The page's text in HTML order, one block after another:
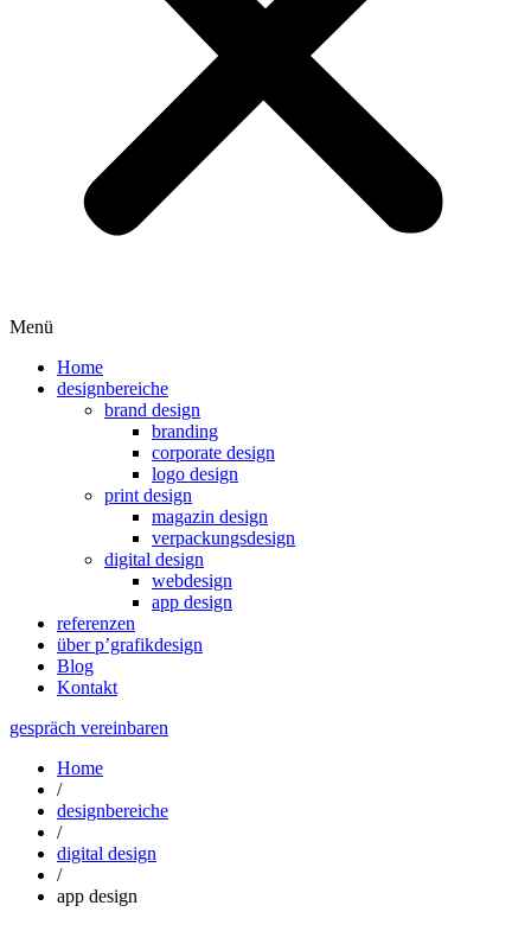
Menü
Home
designbereiche
brand design
branding
corporate design
logo design
print design
magazin design
verpackungsdesign
digital design
webdesign
app design
referenzen
über p’grafikdesign
Blog
Kontakt
gespräch vereinbaren
Home
/
designbereiche
/
digital design
/
app design